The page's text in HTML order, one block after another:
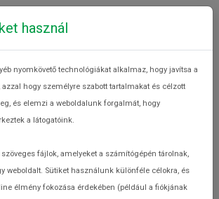
vásárlás
hatásai
használ
nyomkövető technológiákat alkalmaz, hogy javítsa a
hogy személyre szabott tartalmakat és célzott
és elemzi a weboldalunk forgalmát, hogy
a látogatóink.
fájlok, amelyeket a számítógépén tárolnak,
weboldalt. Sütiket használunk különféle célokra, és
élmény fokozása érdekében (például a fiókjának